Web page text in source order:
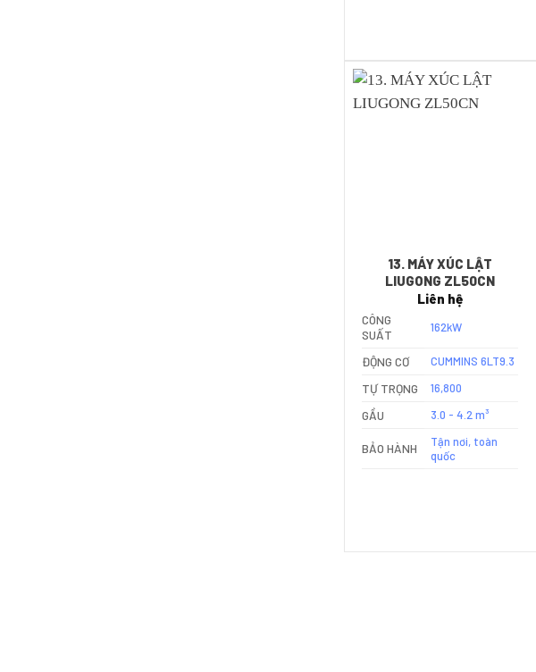
13. MÁY XÚC LẬT
LIUGONG ZL50CN
Liên hệ
CÔNG
SUẤT
162kW
ĐỘNG CƠ CUMMINS 6LT9.3
TỰ TRỌNG 16,800
GẦU 3.0 - 4.2 m³
BẢO HÀNH
Tận nơi, toàn
quốc